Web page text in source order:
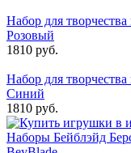
Набор для
Розовый
1810 руб.
Набор для
Синий
1810 руб.
Наборы Бейблэйд